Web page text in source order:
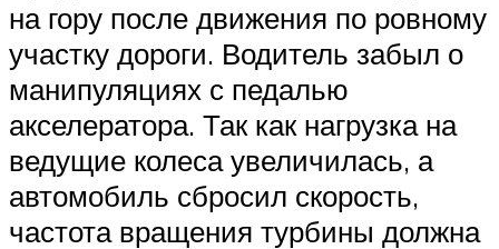
на гору после движения по ровному
участку дороги. Водитель забыл о
манипуляциях с педалью
акселератора. Так как нагрузка на
ведущие колеса увеличилась, а
автомобиль сбросил скорость,
частота вращения турбины должна